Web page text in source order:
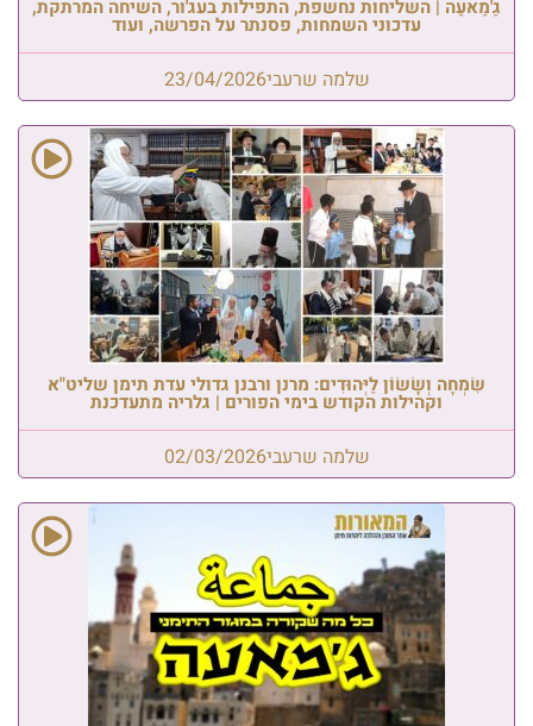
גַ'מַאעַה | השליחות נחשפת, התפילות בעג'ור, השיחה המרתקת,
עדכוני השמחות, פסנתר על הפרשה, ועוד
שלמה שרעבי23/04/2026
שִׂמְחָה וְשָׂשׂוֹן לַיְּהוּדִים: מרנן ורבנן גדולי עדת תימן שליט"א
וקהילות הקודש בימי הפורים | גלריה מתעדכנת
שלמה שרעבי02/03/2026